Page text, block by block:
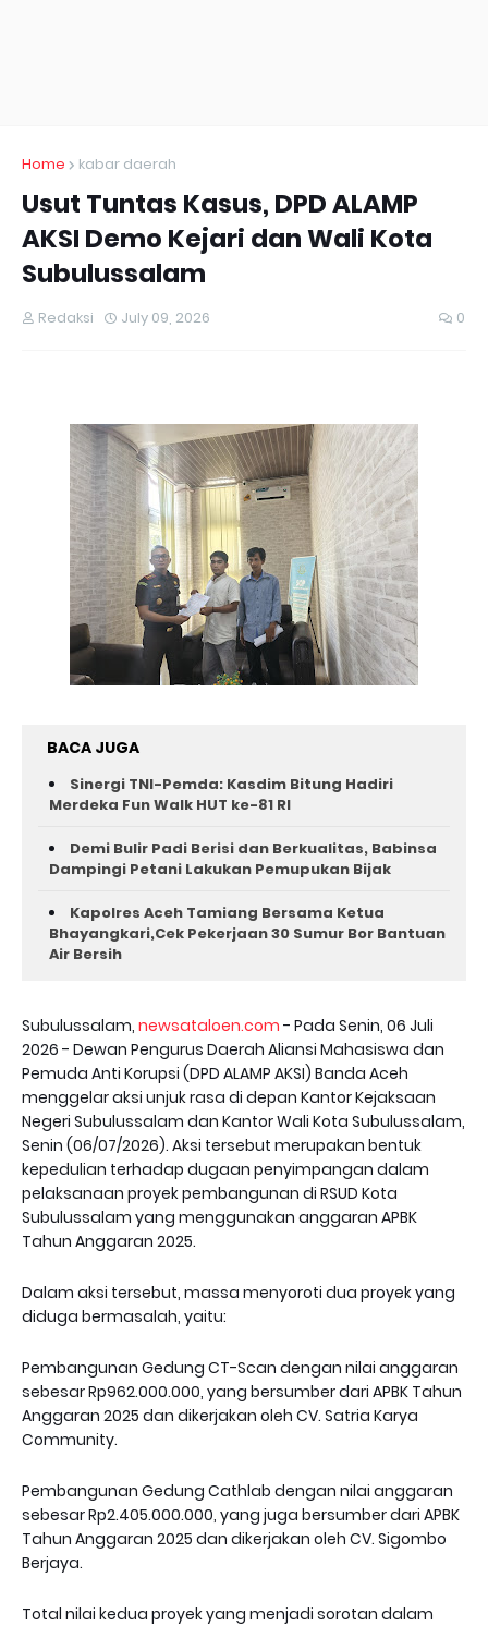
Home kabar daerah
Usut Tuntas Kasus, DPD ALAMP
AKSI Demo Kejari dan Wali Kota
Subulussalam
Redaksi July 09, 2026 0
BACA JUGA
Sinergi TNI-Pemda: Kasdim Bitung Hadiri
Merdeka Fun Walk HUT ke-81 RI
Demi Bulir Padi Berisi dan Berkualitas, Babinsa
Dampingi Petani Lakukan Pemupukan Bijak
Kapolres Aceh Tamiang Bersama Ketua
Bhayangkari,Cek Pekerjaan 30 Sumur Bor Bantuan
Air Bersih
Subulussalam, newsataloen.com - Pada Senin, 06 Juli
2026 - Dewan Pengurus Daerah Aliansi Mahasiswa dan
Pemuda Anti Korupsi (DPD ALAMP AKSI) Banda Aceh
menggelar aksi unjuk rasa di depan Kantor Kejaksaan
Negeri Subulussalam dan Kantor Wali Kota Subulussalam,
Senin (06/07/2026). Aksi tersebut merupakan bentuk
kepedulian terhadap dugaan penyimpangan dalam
pelaksanaan proyek pembangunan di RSUD Kota
Subulussalam yang menggunakan anggaran APBK
Tahun Anggaran 2025.
Dalam aksi tersebut, massa menyoroti dua proyek yang
diduga bermasalah, yaitu:
Pembangunan Gedung CT-Scan dengan nilai anggaran
sebesar Rp962.000.000, yang bersumber dari APBK Tahun
Anggaran 2025 dan dikerjakan oleh CV. Satria Karya
Community.
Pembangunan Gedung Cathlab dengan nilai anggaran
sebesar Rp2.405.000.000, yang juga bersumber dari APBK
Tahun Anggaran 2025 dan dikerjakan oleh CV. Sigombo
Berjaya.
Total nilai kedua proyek yang menjadi sorotan dalam